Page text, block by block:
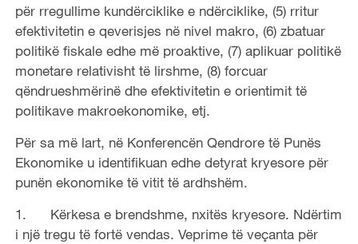
për rregullime kundërciklike e ndërciklike, (5) rritur
efektivitetin e qeverisjes në nivel makro, (6) zbatuar
politikë fiskale edhe më proaktive, (7) aplikuar politikë
monetare relativisht të lirshme, (8) forcuar
qëndrueshmërinë dhe efektivitetin e orientimit të
politikave makroekonomike, etj.
Për sa më lart, në Konferencën Qendrore të Punës
Ekonomike u identifikuan edhe detyrat kryesore për
punën ekonomike të vitit të ardhshëm.
1. Kërkesa e brendshme, nxitës kryesore. Ndërtim
i një tregu të fortë vendas. Veprime të veçanta për